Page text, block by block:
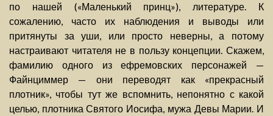
по нашей («Маленький принц»), литературе. К
сожалению, часто их наблюдения и выводы или
притянуты за уши, или просто неверны, а потому
настраивают читателя не в пользу концепции. Скажем,
фамилию одного из ефремовских персонажей —
Файнциммер — они переводят как «прекрасный
плотник», чтобы тут же вспомнить, непонятно с какой
целью, плотника Святого Иосифа, мужа Девы Марии. И